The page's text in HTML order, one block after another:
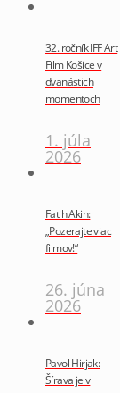
32. ročník IFF Art
Film Košice v
dvanástich
momentoch
1. júla
2026
Fatih Akin:
„Pozerajte viac
filmov!“
26. júna
2026
Pavol Hirjak:
Šírava je v